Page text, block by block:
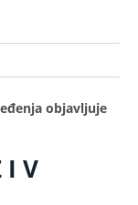
objavljuje
I V